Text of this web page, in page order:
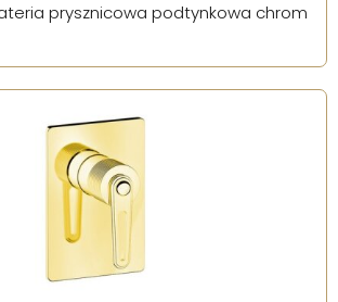
prysznicowa podtynkowa chrom